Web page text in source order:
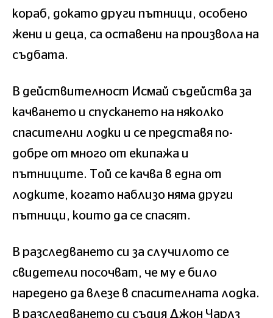
кораб, докато други пътници, особено
жени и деца, са оставени на произвола на
съдбата.
В действителност Исмай съдейства за
качването и спускането на няколко
спасителни лодки и се представя по-
добре от много от екипажа и
пътниците. Той се качва в една от
лодките, когато наблизо няма други
пътници, които да се спасят.
В разследването си за случилото се
свидетели посочват, че му е било
наредено да влезе в спасителната лодка.
В разследването си съдия Джон Чарлз